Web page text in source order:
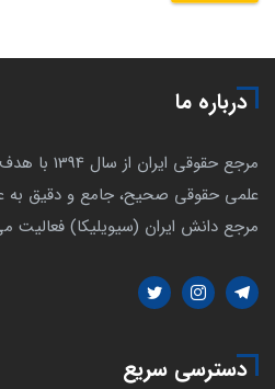
درباره ما
مرجع حقوقی
علمی حقوقی صحیح، جامع و دقیق به
مرجع دانش ایران (سیویلیکا) فعالیت
دسترسی سریع